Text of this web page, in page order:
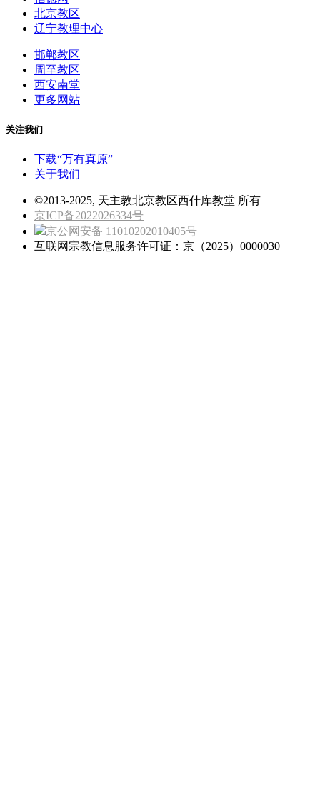
北京教区
辽宁教理中心
邯郸教区
周至教区
西安南堂
更多网站
关注我们
下载“万有真原”
关于我们
©2013-2025, 天主教北京教区西什库教堂 所有
京ICP备2022026334号
京公网安备 11010202010405号
互联网宗教信息服务许可证：京（2025）0000030